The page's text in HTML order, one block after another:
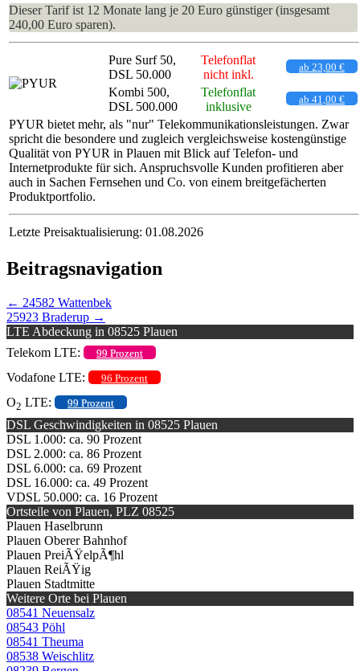
Dieser Tarif ist 12 Monate lang je 20 Euro günstiger (insgesamt
240,00 Euro sparen).
Pure Surf 50,
DSL 50.000
Telefonflat
nicht inkl.
ab 23,00 €
Kombi 500,
DSL 500.000
Telefonflat
inklusive
ab 41,00 €
PYUR bietet mehr, als "nur" Telekommunikationsleistungen. Zwar
spricht die besondere und zugleich vergleichsweise kostengünstige
Qualität von PYUR in Plauen mit Blick auf Telefon- und
Internetprodukte für sich. Anspruchsvolle Kunden profitieren aber
auch in Sachen Fernsehen und Co. von einem breitgefächerten
Produktportfolio.
Letzte Preisaktualisierung: 01.08.2026
Beitragsnavigation
← 24582 Wattenbek
25923 Braderup →
LTE Abdeckung in 08525 Plauen
Telekom LTE:
99 Prozent
Vodafone LTE: 96 Prozent
O2 LTE: 99 Prozent
DSL Geschwindigkeiten in 08525 Plauen
DSL 1.000: ca. 90 Prozent
DSL 2.000: ca. 86 Prozent
DSL 6.000: ca. 69 Prozent
DSL 16.000: ca. 49 Prozent
VDSL 50.000: ca. 16 Prozent
Ortsteile von Plauen, PLZ 08525
Plauen Haselbrunn
Plauen Oberer Bahnhof
Plauen PreiÃŸelpÃ¶hl
Plauen ReiÃŸig
Plauen Stadtmitte
Weitere Orte bei Plauen
08541 Neuensalz
08543 Pöhl
08541 Theuma
08538 Weischlitz